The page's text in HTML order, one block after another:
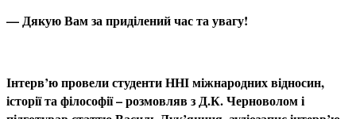
— Дякую Вам за приділений час та увагу!
Інтерв’ю провели студенти ННІ міжнародних відносин,
історії та філософії – розмовляв з Д.К. Черноволом і